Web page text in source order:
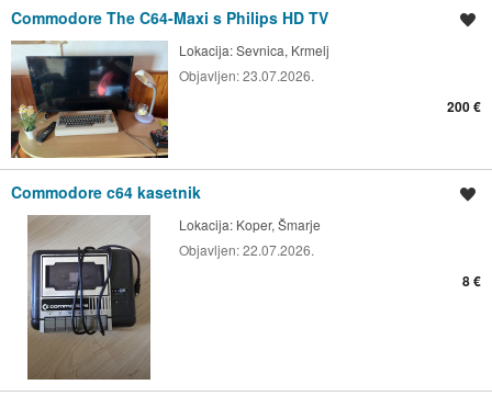
Commodore The C64-Maxi s Philips HD TV
Lokacija:Sevnica, Krmelj
Objavljen:23.07.2026.
200 €
Commodore c64 kasetnik
Lokacija: Koper, Šmarje
Objavljen:22.07.2026.
8 €